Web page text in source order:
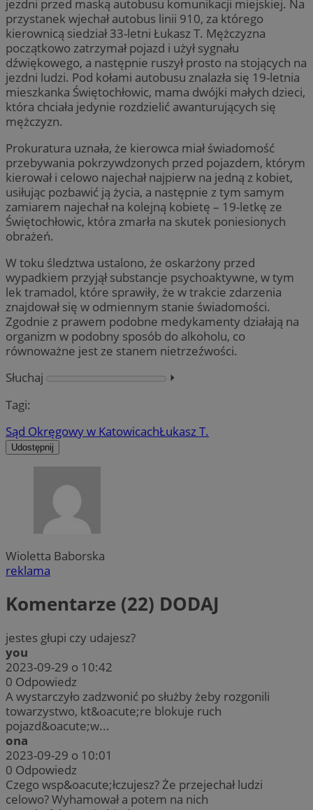
jezdni przed maską autobusu komunikacji miejskiej. Na
przystanek wjechał autobus linii 910, za którego
kierownicą siedział 33-letni Łukasz T. Mężczyzna
początkowo zatrzymał pojazd i użył sygnału
dźwiękowego, a następnie ruszył prosto na stojących na
jezdni ludzi. Pod kołami autobusu znalazła się 19-letnia
mieszkanka Świętochłowic, mama dwójki małych dzieci,
która chciała jedynie rozdzielić awanturujących się
mężczyzn.
Prokuratura uznała, że kierowca miał świadomość
przebywania pokrzywdzonych przed pojazdem, którym
kierował i celowo najechał najpierw na jedną z kobiet,
usiłując pozbawić ją życia, a następnie z tym samym
zamiarem najechał na kolejną kobietę – 19-letkę ze
Świętochłowic, która zmarła na skutek poniesionych
obrażeń.
W toku śledztwa ustalono, że oskarżony przed
wypadkiem przyjął substancje psychoaktywne, w tym
lek tramadol, które sprawiły, że w trakcie zdarzenia
znajdował się w odmiennym stanie świadomości.
Zgodnie z prawem podobne medykamenty działają na
organizm w podobny sposób do alkoholu, co
równoważne jest ze stanem nietrzeźwości.
Słuchaj
⏵︎
Tagi:
Sąd Okręgowy w KatowicachŁukasz T.
Udostępnij
Wioletta Baborska
reklama
Komentarze (22) DODAJ
jestes głupi czy udajesz?
you
2023-09-29 o 10:42
0 Odpowiedz
A wystarczyło zadzwonić po służby żeby rozgonili
towarzystwo, kt&oacute;re blokuje ruch
pojazd&oacute;w...
ona
2023-09-29 o 10:01
0 Odpowiedz
Czego wsp&oacute;łczujesz? Że przejechał ludzi
celowo? Wyhamował a potem na nich